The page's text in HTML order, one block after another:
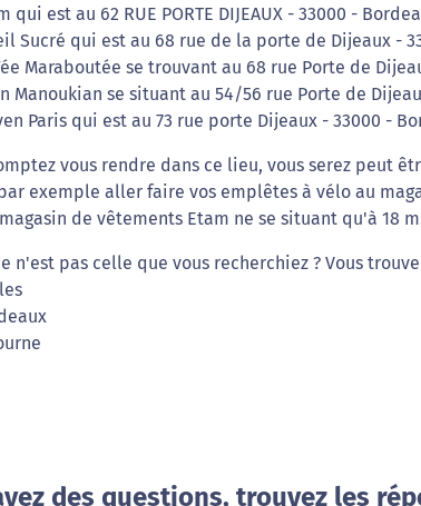
qui est au 62 RUE PORTE DIJEAUX - 33000 -
Sucré qui est au 68 rue de la porte de Dijeaux -
Maraboutée se trouvant au 68 rue Porte de
Manoukian se situant au 54/56 rue Porte de
Paris qui est au 73 rue porte Dijeaux - 33000 -
vous rendre dans ce lieu, vous serez peut
exemple aller faire vos emplêtes à vélo au
de vêtements Etam ne se situant qu'à 18
n'est pas celle que vous recherchiez ? Vous
des questions, trouvez les